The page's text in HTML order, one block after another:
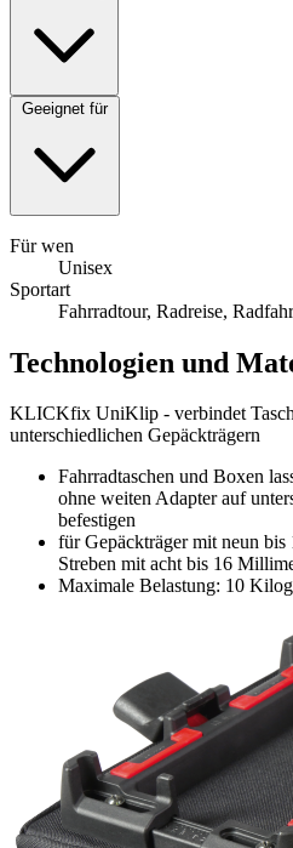
Geeignet für
Für wen
Unisex
Sportart
Fahrradtour, Radreise,
Technologien und
KLICKfix UniKlip - verbindet
unterschiedlichen Gepäckträgern
Fahrradtaschen und Boxen
ohne weiten Adapter auf
befestigen
für Gepäckträger mit neun
Streben mit acht bis 16
Maximale Belastung: 10